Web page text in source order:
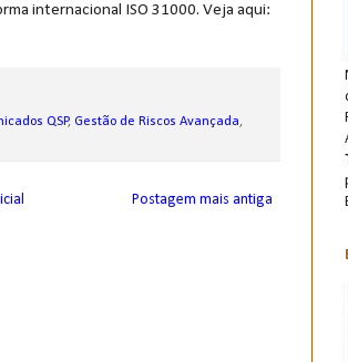
internacional ISO 31000. Veja aqui:
QSP, Gestão de Riscos Avançada,
Postagem mais antiga